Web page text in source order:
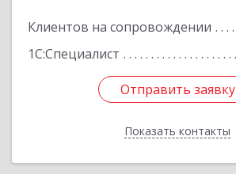
Клиентов на сопровождении
1С:Специалист
Отправить заявку
Показать контакты
Отправить заявку
Назад